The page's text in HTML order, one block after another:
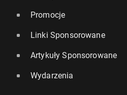
Promocje
Linki Sponsorowane
Artykuły Sponsorowane
Wydarzenia